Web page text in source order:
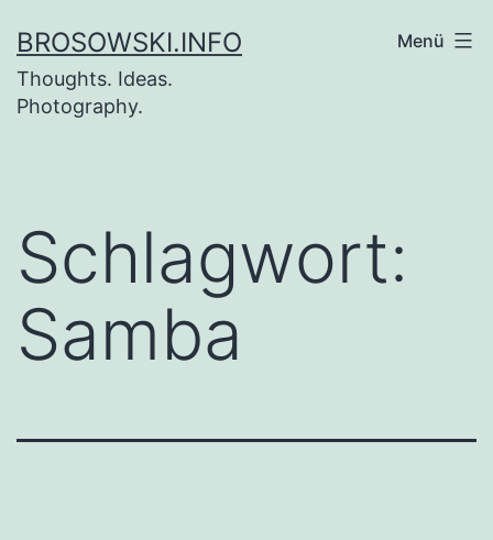
Inhalt
springen
BROSOWSKI.INFO
Thoughts. Ideas.
Photography.
Menü
Schlagwort:
Samba